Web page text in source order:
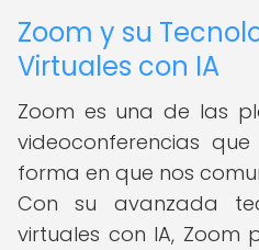
Zoom y su
Virtuales con IA
Zoom es una de las
videoconferencias
forma en que nos
Con su avanzada
virtuales con IA, Zoom